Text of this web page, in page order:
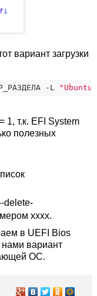
вариант загрузки
-L "Ubuntu"
т.к. EFI System
полезных
delete-
xxxx.
в UEFI Bios
вариант
ОС.